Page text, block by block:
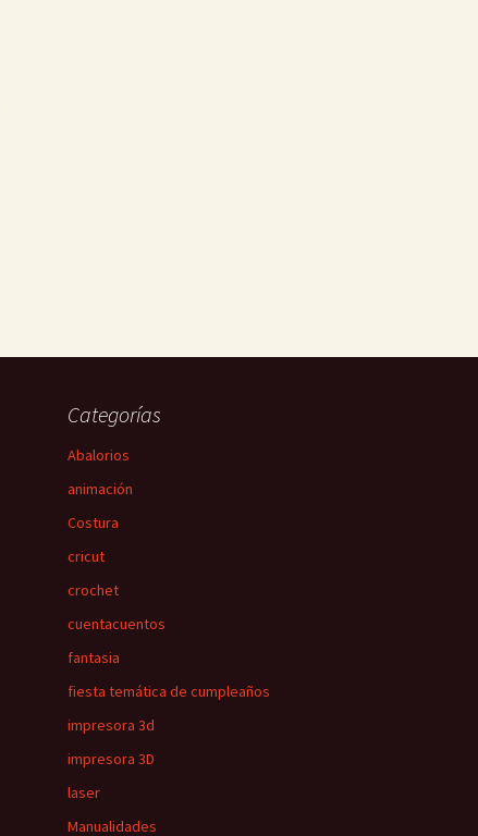
Categorías
Abalorios
animación
Costura
cricut
crochet
cuentacuentos
fantasia
fiesta temática de cumpleaños
impresora 3d
impresora 3D
laser
Manualidades